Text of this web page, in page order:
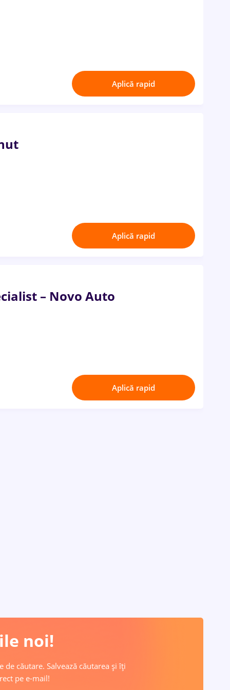
Aplică rapid
Aplică rapid
– Novo Auto
Aplică rapid
noi!
căutare. Salvează căutarea și îți
pe e-mail!